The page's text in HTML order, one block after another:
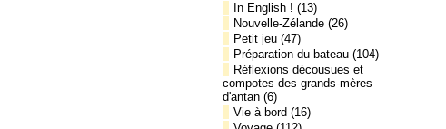
In English ! (13)
Nouvelle-Zélande (26)
Petit jeu (47)
Préparation du bateau (104)
Réflexions décousues et
compotes des grands-mères
d'antan (6)
Vie à bord (16)